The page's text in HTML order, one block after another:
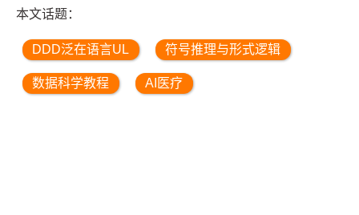
本文话题：
DDD泛在语言UL 符号推理与形式逻辑
数据科学教程 AI医疗